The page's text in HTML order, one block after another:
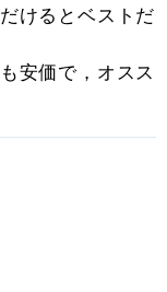
けるとベストだ
安価で，オスス